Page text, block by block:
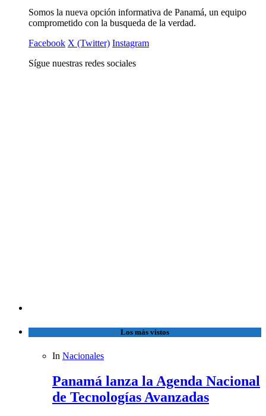
Somos la nueva opción informativa de Panamá, un equipo
comprometido con la busqueda de la verdad.
Facebook X (Twitter) Instagram
Sígue nuestras redes sociales
Los más vistos
In Nacionales
Panamá lanza la Agenda Nacional
de Tecnologías Avanzadas